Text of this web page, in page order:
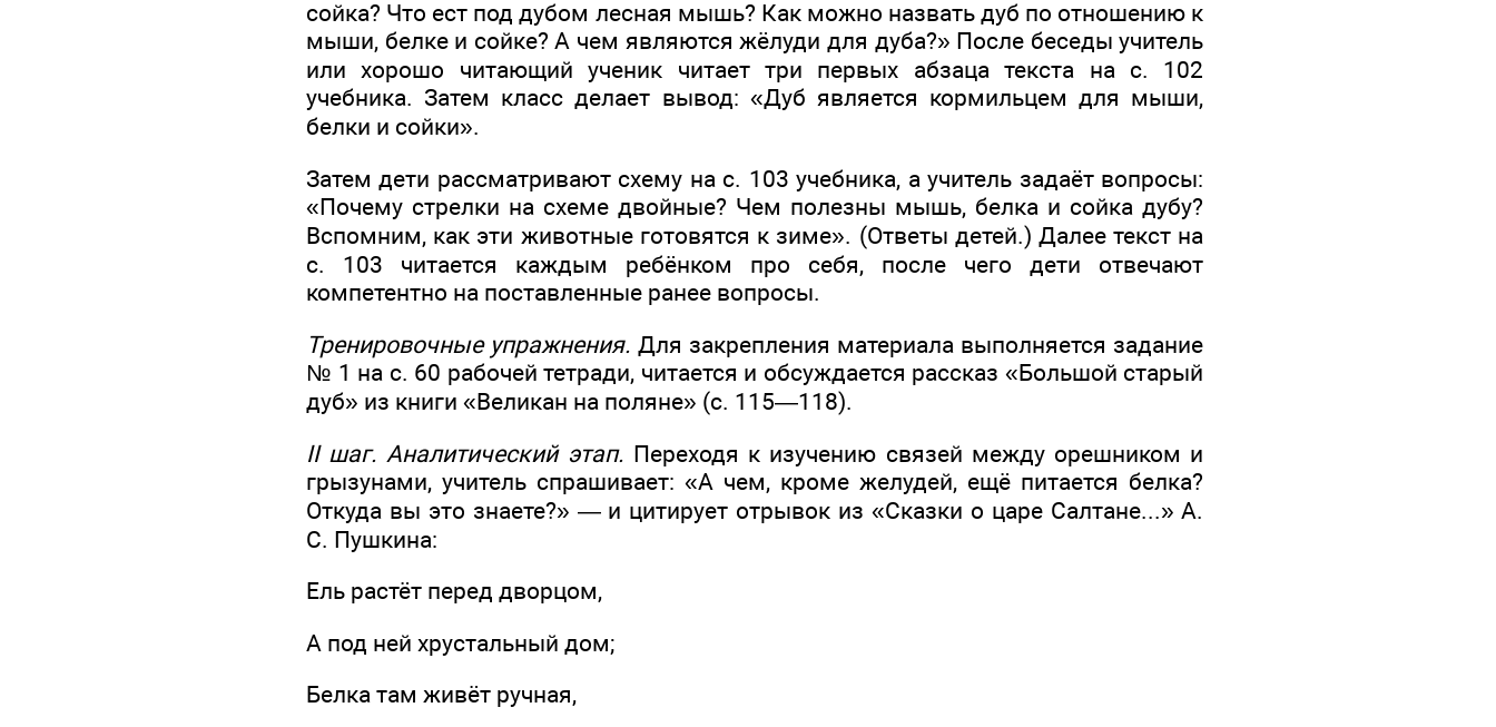
сойка? Что ест под дубом лесная мышь? Как можно назвать дуб по отношению к
мыши, белке и сойке? А чем являются жёлуди для дуба?» После беседы учитель
или хорошо читающий ученик читает три первых абзаца текста на с. 102
учебника. Затем класс делает вывод: «Дуб является кормильцем для мыши,
белки и сойки».
Затем дети рассматривают схему на с. 103 учебника, а учитель задаёт вопросы:
«Почему стрелки на схеме двойные? Чем полезны мышь, белка и сойка дубу?
Вспомним, как эти животные готовятся к зиме». (Ответы детей.) Далее текст на
с. 103 читается каждым ребёнком про себя, после чего дети отвечают
компетентно на поставленные ранее вопросы.
Тренировочные упражнения. Для закрепления материала выполняется задание
№ 1 на с. 60 рабочей тетради, читается и обсуждается рассказ «Большой старый
дуб» из книги «Великан на поляне» (с. 115—118).
II шаг. Аналитический этап. Переходя к изучению связей между орешником и
грызунами, учитель спрашивает: «А чем, кроме желудей, ещё питается белка?
Откуда вы это знаете?» — и цитирует отрывок из «Сказки о царе Салтане...» А.
С. Пушкина:
Ель растёт перед дворцом,
А под ней хрустальный дом;
Белка там живёт ручная,